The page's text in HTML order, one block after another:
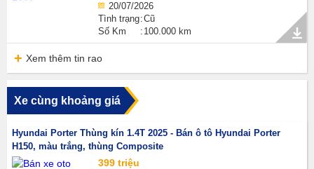
20/07/2026
Tình trạng Cũ
Số Km
100.000 km
Xem thêm tin rao
Xe cùng khoảng giá
Hyundai Porter Thùng kín 1.4T 2025 - Bán ô tô Hyundai Porter
H150, màu trắng, thùng Composite
399 triệu